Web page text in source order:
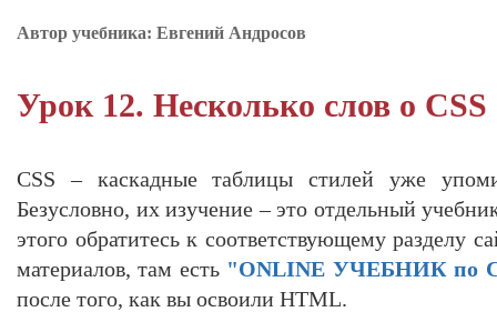
Автор учебника: Евгений Андросов
Урок 12. Несколько слов о CSS
CSS – каскадные таблицы стилей уже
Безусловно, их изучение – это отдельный
этого обратитесь к соответствующему разделу
материалов, там есть "ONLINE УЧЕБНИК по
после того, как вы освоили HTML.